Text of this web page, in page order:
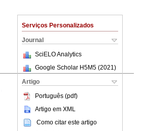
Serviços Personalizados
Journal
SciELO Analytics
Google Scholar H5M5 (2021 )
Artigo
Português (pdf)
Artigo em XML
Como citar este artigo